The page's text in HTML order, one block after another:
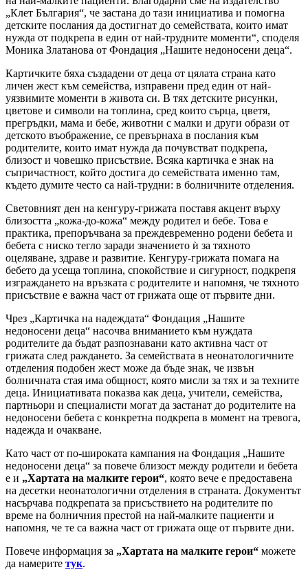
„Клет България“, че застана до тази инициатива и помогна
детските послания да достигнат до семействата, които имат
нужда от подкрепа в един от най-трудните моменти“, споделя
Моника Златанова от Фондация „Нашите недоносени деца“.
Картичките бяха създадени от деца от цялата страна като
личен жест към семейства, изправени пред един от най-
уязвимите моменти в живота си. В тях детските рисунки,
цветове и символи на топлина, сред които сърца, цветя,
прегръдки, мама и бебе, животни с малки и други образи от
детското въображение, се превърнаха в послания към
родителите, които имат нужда да почувстват подкрепа,
близост и човешко присъствие. Всяка картичка е знак на
съпричастност, който достига до семействата именно там,
където думите често са най-трудни: в болничните отделения.
Световният ден на кенгуру-грижата поставя акцент върху
близостта „кожа-до-кожа“ между родител и бебе. Това е
практика, препоръчвана за преждевременно родени бебета и
бебета с ниско тегло заради значението ѝ за тяхното
оцеляване, здраве и развитие. Кенгуру-грижата помага на
бебето да усеща топлина, спокойствие и сигурност, подкрепя
изграждането на връзката с родителите и напомня, че тяхното
присъствие е важна част от грижата още от първите дни.
Чрез „Картичка на надеждата“ Фондация „Нашите
недоносени деца“ насочва вниманието към нуждата
родителите да бъдат разпознавани като активна част от
грижата след раждането. За семействата в неонатологичните
отделения подобен жест може да бъде знак, че извън
болничната стая има общност, която мисли за тях и за техните
деца. Инициативата показва как деца, учители, семейства,
партньори и специалисти могат да застанат до родителите на
недоносени бебета с конкретна подкрепа в момент на тревога,
надежда и очакване.
Като част от по-широката кампания на Фондация „Нашите
недоносени деца“ за повече близост между родители и бебета
е и „Хартата на малките герои“, която вече е предоставена
на десетки неонатологични отделения в страната. Документът
насърчава подкрепата за присъствието на родителите по
време на болничния престой на най-малките пациенти и
напомня, че те са важна част от грижата още от първите дни.
Повече информация за „Хартата на малките герои“ можете
да намерите тук.